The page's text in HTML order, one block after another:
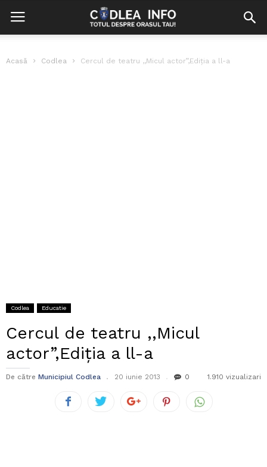
Acasă Codlea Cercul de teatru ,,Micul actor”,Ediția a ll-a
Codlea Educatie
Cercul de teatru ,,Micul
actor”,Ediția a ll-a
De către Municipiul Codlea 20 iunie 2013 0 1.910 vizualizari